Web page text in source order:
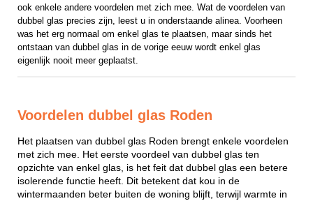
ook enkele andere voordelen met zich mee. Wat de voordelen van
dubbel glas precies zijn, leest u in onderstaande alinea. Voorheen
was het erg normaal om enkel glas te plaatsen, maar sinds het
ontstaan van dubbel glas in de vorige eeuw wordt enkel glas
eigenlijk nooit meer geplaatst.
Voordelen dubbel glas Roden
Het plaatsen van dubbel glas Roden brengt enkele voordelen
met zich mee. Het eerste voordeel van dubbel glas ten
opzichte van enkel glas, is het feit dat dubbel glas een betere
isolerende functie heeft. Dit betekent dat kou in de
wintermaanden beter buiten de woning blijft, terwijl warmte in